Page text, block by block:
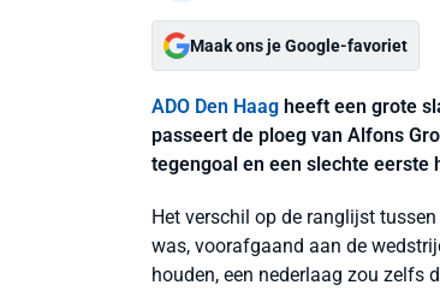
Maak ons je Google-favoriet
ADO Den Haag heeft een grote
passeert de ploeg van Alfons
tegengoal en een slechte eerste
Het verschil op de ranglijst
was, voorafgaand aan de
houden, een nederlaag zou zelfs